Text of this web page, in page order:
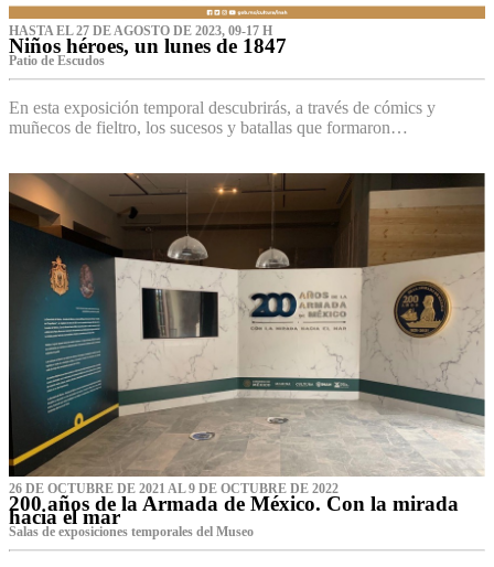
HASTA EL 27 DE AGOSTO DE 2023, 09-17 H
Niños héroes, un lunes de 1847
Patio de Escudos
En esta exposición temporal descubrirás, a través de cómics y
muñecos de fieltro, los sucesos y batallas que formaron…
26 DE OCTUBRE DE 2021 AL 9 DE OCTUBRE DE 2022
200 años de la Armada de México. Con la mirada
hacia el mar
Salas de exposiciones temporales del Museo‌